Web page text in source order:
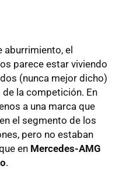
aburrimiento, el
parece estar viviendo
(nunca mejor dicho)
la competición. En
a una marca que
el segmento de los
pero no estaban
en Mercedes-AMG
.